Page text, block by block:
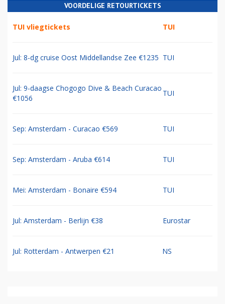
VOORDELIGE RETOURTICKETS
TUI vliegtickets TUI
Jul: 8-dg cruise Oost Middellandse Zee €1235 TUI
Jul: 9-daagse Chogogo Dive & Beach Curacao
€1056
TUI
Sep: Amsterdam - Curacao €569 TUI
Sep: Amsterdam - Aruba €614 TUI
Mei: Amsterdam - Bonaire €594 TUI
Jul: Amsterdam - Berlijn €38 Eurostar
Jul: Rotterdam - Antwerpen €21 NS